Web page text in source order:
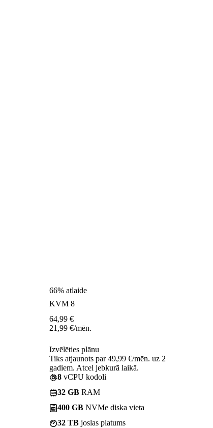
66% atlaide
KVM 8
64,99 €
21,99 €/mēn.
Izvēlēties plānu
Tiks atjaunots par 49,99 €/mēn. uz 2
gadiem. Atcel jebkurā laikā.
8 vCPU kodoli
32 GB RAM
400 GB NVMe diska vieta
32 TB joslas platums